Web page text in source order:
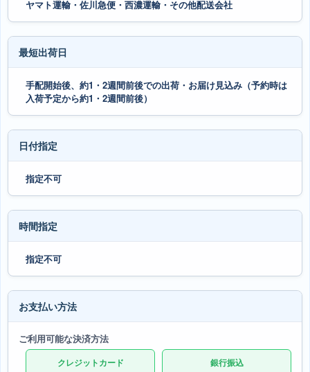
ヤマト運輸・佐川急便・西濃運輸・その他配送会社
最短出荷日
手配開始後、約1・2週間前後での出荷・お届け見込み（予約時は
入荷予定から約1・2週間前後）
日付指定
指定不可
時間指定
指定不可
お支払い方法
ご利用可能な決済方法
クレジットカード 銀行振込